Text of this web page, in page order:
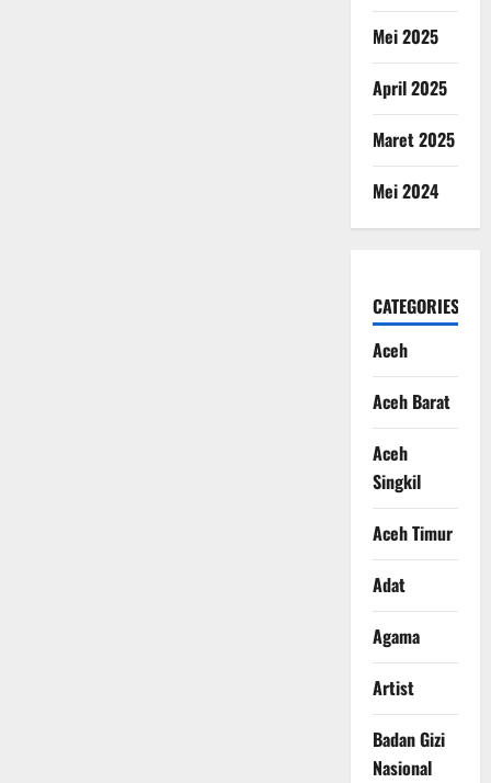
Mei 2025
April 2025
Maret 2025
Mei 2024
CATEGORIES
Aceh
Aceh Barat
Aceh
Singkil
Aceh Timur
Adat
Agama
Artist
Badan Gizi
Nasional